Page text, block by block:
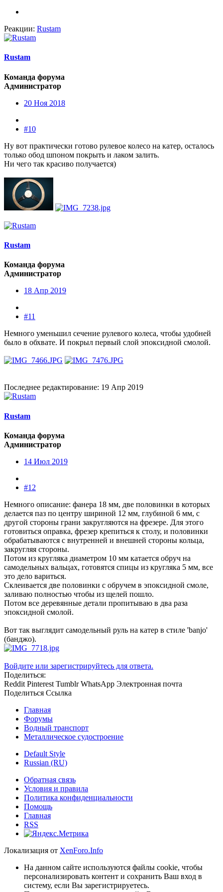
Реакции: Rustam
Rustam
Команда форума
Администратор
20 Ноя 2018
#10
Ну вот практически готово рулевое колесо на катер, осталось
только обод шпоном покрыть и лаком залить.
Ни чего так красиво получается)
Rustam
Команда форума
Администратор
18 Апр 2019
#11
Немного уменьшил сечение рулевого колеса, чтобы удобней
было в обхвате. И покрыл первый слой эпоксидной смолой.
Последнее редактирование: 19 Апр 2019
Rustam
Команда форума
Администратор
14 Июл 2019
#12
Немного описание: фанера 18 мм, две половинки в которых
делается паз по центру шириной 12 мм, глубиной 6 мм, с
другой стороны грани закругляются на фрезере. Для этого
готовиться оправка, фрезер крепиться к столу, и половинки
обрабатываются с внутренней и внешней стороны кольца,
закругляя стороны.
Потом из кругляка диаметром 10 мм катается обруч на
самодельных вальцах, готовятся спицы из кругляка 5 мм, все
это дело вариться.
Склеивается две половинки с обручем в эпоксидной смоле,
заливаю полностью чтобы из щелей пошло.
Потом все деревянные детали пропитываю в два раза
эпоксидной смолой.
Вот так выглядит самодельный руль на катер в стиле 'banjo'
(банджо).
Войдите или зарегистрируйтесь для ответа.
Поделиться:
Reddit Pinterest Tumblr WhatsApp Электронная почта
Поделиться Ссылка
Главная
Форумы
Водный транспорт
Металлическое судостроение
Default Style
Russian (RU)
Обратная связь
Условия и правила
Политика конфиденциальности
Помощь
Главная
RSS
Локализация от XenForo.Info
На данном сайте используются файлы cookie, чтобы
персонализировать контент и сохранить Ваш вход в
систему, если Вы зарегистрируетесь.